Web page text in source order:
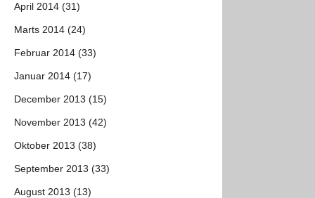
April 2014 (31)
Marts 2014 (24)
Februar 2014 (33)
Januar 2014 (17)
December 2013 (15)
November 2013 (42)
Oktober 2013 (38)
September 2013 (33)
August 2013 (13)